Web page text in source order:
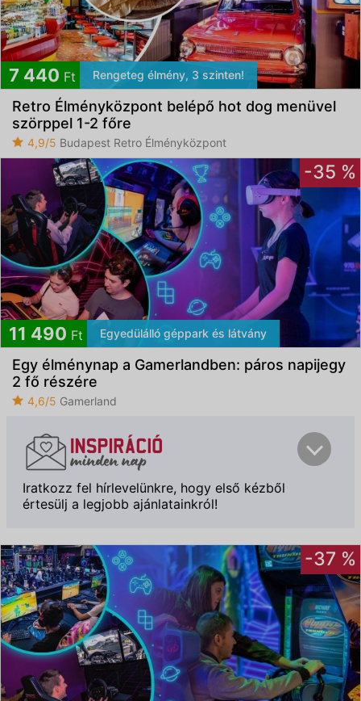
7 440 Ft Rengeteg élmény, 3 szinten!
Retro Élményközpont belépő hot dog menüvel
szörppel 1-2 főre
4,9/5 Budapest Retro Élményközpont
-35 %
11 490 Ft Egyedülálló géppark és látvány
Egy élménynap a Gamerlandben: páros napijegy
2 fő részére
4,6/5 Gamerland
Iratkozz fel hírlevelünkre, hogy első kézből
értesülj a legjobb ajánlatainkról!
-37 %